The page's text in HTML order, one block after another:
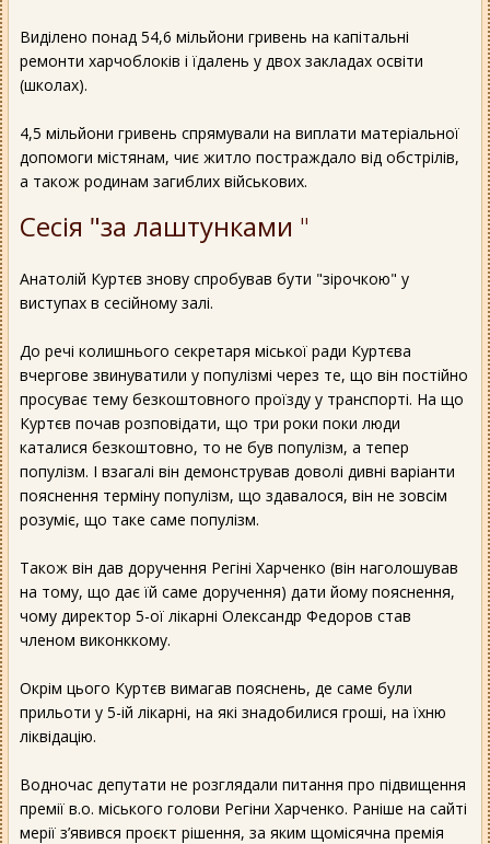
Виділено понад 54,6 мільйони гривень на капітальні
ремонти харчоблоків і їдалень у двох закладах освіти
(школах).
4,5 мільйони гривень спрямували на виплати матеріальної
допомоги містянам, чиє житло постраждало від обстрілів,
а також родинам загиблих військових.
Сесія "за лаштунками "
Анатолій Куртєв знову спробував бути "зірочкою" у
виступах в сесійному залі.
До речі колишнього секретаря міської ради Куртєва
вчергове звинуватили у популізмі через те, що він постійно
просуває тему безкоштовного проїзду у транспорті. На що
Куртєв почав розповідати, що три роки поки люди
каталися безкоштовно, то не був популізм, а тепер
популізм. І взагалі він демонстрував доволі дивні варіанти
пояснення терміну популізм, що здавалося, він не зовсім
розуміє, що таке саме популізм.
Також він дав доручення Регіні Харченко (він наголошував
на тому, що дає їй саме доручення) дати йому пояснення,
чому директор 5-ої лікарні Олександр Федоров став
членом виконккому.
Окрім цього Куртєв вимагав пояснень, де саме були
прильоти у 5-ій лікарні, на які знадобилися гроші, на їхню
ліквідацію.
Водночас депутати не розглядали питання про підвищення
премії в.о. міського голови Регіни Харченко. Раніше на сайті
мерії з’явився проєкт рішення, за яким щомісячна премія